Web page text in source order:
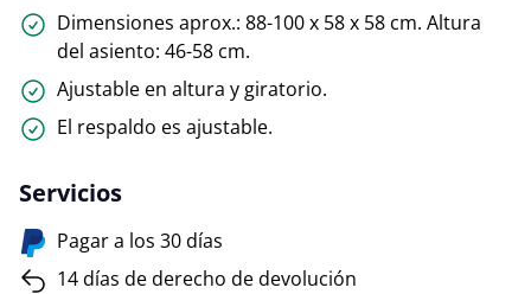
Dimensiones aprox.: 88-100 x 58 x 58 cm. Altura
del asiento: 46-58 cm.
Ajustable en altura y giratorio.
El respaldo es ajustable.
Servicios
Pagar a los 30 días
14 días de derecho de devolución